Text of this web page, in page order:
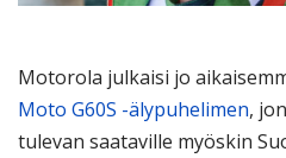
Motorola julkaisi jo
Moto G60S -älypuhelimen,
tulevan saataville myöskin